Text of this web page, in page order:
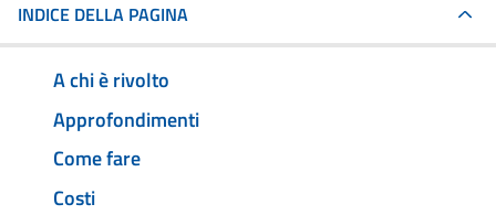
INDICE DELLA PAGINA
A chi è rivolto
Approfondimenti
Come fare
Costi